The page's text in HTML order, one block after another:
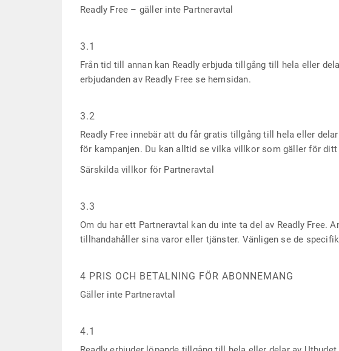
Readly Free – gäller inte Partneravtal
3.1
Från tid till annan kan Readly erbjuda tillgång till hela eller
erbjudanden av Readly Free se hemsidan.
3.2
Readly Free innebär att du får gratis tillgång till hela eller
för kampanjen. Du kan alltid se vilka villkor som gäller för
Särskilda villkor för Partneravtal
3.3
Om du har ett Partneravtal kan du inte ta del av Readly Free.
tillhandahåller sina varor eller tjänster. Vänligen se de
4 PRIS OCH BETALNING FÖR ABONNEMANG
Gäller inte Partneravtal
4.1